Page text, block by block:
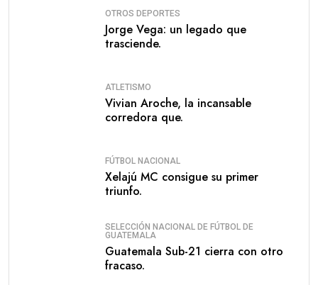
OTROS DEPORTES
Jorge Vega: un legado que
trasciende.
ATLETISMO
Vivian Aroche, la incansable
corredora que.
FÚTBOL NACIONAL
Xelajú MC consigue su primer
triunfo.
SELECCIÓN NACIONAL DE FÚTBOL DE
GUATEMALA
Guatemala Sub-21 cierra con otro
fracaso.